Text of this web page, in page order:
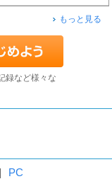
もっと見る
録など様々な
| PC